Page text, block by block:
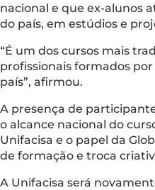
nacional e que ex-alunos
do país, em estúdios e
“É um dos cursos mais
profissionais formados
país”, afirmou.
A presença de
o alcance nacional do
Unifacisa e o papel da
de formação e troca
A Unifacisa será